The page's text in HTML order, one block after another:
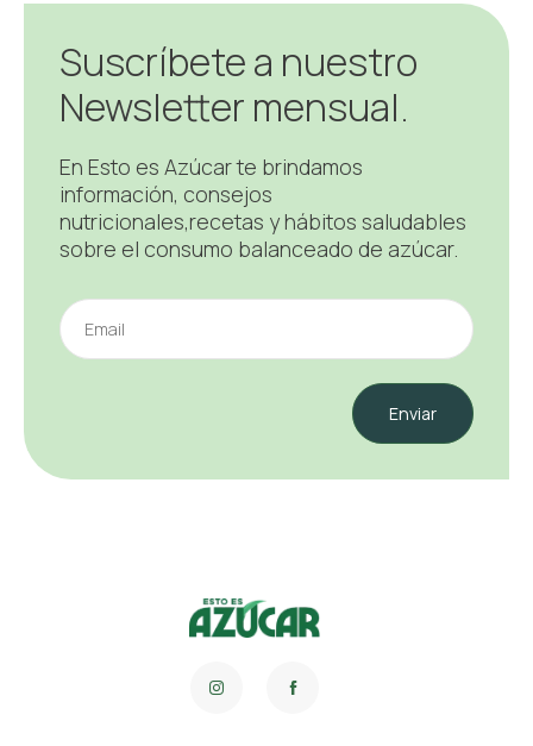
Suscríbete a nuestro
Newsletter mensual.
En Esto es Azúcar te brindamos
información, consejos
nutricionales,recetas y hábitos saludables
sobre el consumo balanceado de azúcar.
Enviar